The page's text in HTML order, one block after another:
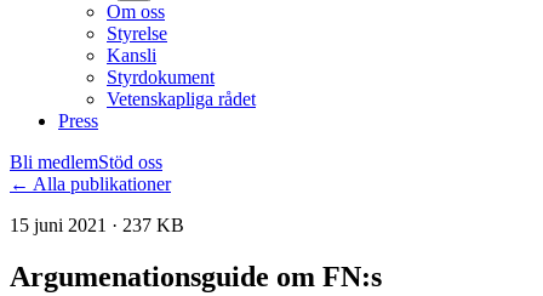
Om oss
Styrelse
Kansli
Styrdokument
Vetenskapliga rådet
Press
Bli medlemStöd oss
← Alla publikationer
15 juni 2021 · 237 KB
Argumenationsguide om FN:s